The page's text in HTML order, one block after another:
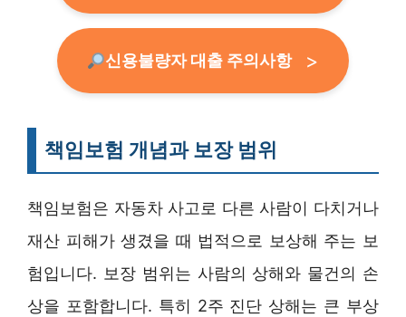
신용불량자 대출 주의사항
책임보험 개념과 보장 범위
책임보험은 자동차 사고로 다른 사람이 다치거나
재산 피해가 생겼을 때 법적으로 보상해 주는 보
험입니다. 보장 범위는 사람의 상해와 물건의 손
상을 포함합니다. 특히 2주 진단 상해는 큰 부상